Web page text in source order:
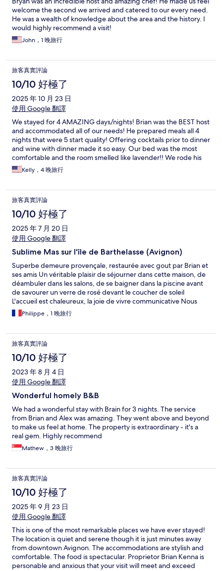
welcome the second we arrived and catered to our every need.
He was a wealth of knowledge about the area and the history. I
would highly recommend a visit!
John，1 晚旅行
旅客真實評論
10/10 好極了
2025 年 10 月 23 日
使用 Google 翻譯
We stayed for 4 AMAZING days/nights! Brian was the BEST host
and accommodated all of our needs! He prepared meals all 4
nights that were 5 start quality! Offering cocktails prior to dinner
and wine with dinner made it so easy. Our bed was the most
comfortable and the room smelled like lavender!! We rode his
bicycles into Avignon Centre and it took 15 min. This location is
so close to so many other “must see” towns!!
Kelly，4 晚旅行
旅客真實評論
10/10 好極了
2025 年 7 月 20 日
使用 Google 翻譯
Sublime Mas sur l'île de Barthelasse (Avignon)
Superbe demeure provençale, restaurée avec gout par Brian et
ses amis Un véritable plaisir de séjourner dans cette maison, de
déambuler dans les salons, de se baigner dans la piscine avant
de savourer un verre de rosé devant le coucher de soleil
L'accueil est chaleureux, la joie de vivre communicative Nous
reviendrons très bientôt Philippe & Charlotte
Philippe，1 晚旅行
旅客真實評論
10/10 好極了
2023 年 8 月 4 日
使用 Google 翻譯
Wonderful homely B&B
We had a wonderful stay with Brain for 3 nights. The service
from Brian and Alex was amazing. They went above and beyond
to make us feel at home. The property is extraordinary - it's a
real gem. Highly recommend
Mathew，3 晚旅行
旅客真實評論
10/10 好極了
2025 年 9 月 23 日
使用 Google 翻譯
This is one of the most remarkable places we have ever stayed!
The location is quiet and serene though it is just minutes away
from downtown Avignon. The accommodations are stylish and
comfortable. The food is spectacular. Proprietor Brian Kenna is
personable and anxious that your visit will meet and exceed